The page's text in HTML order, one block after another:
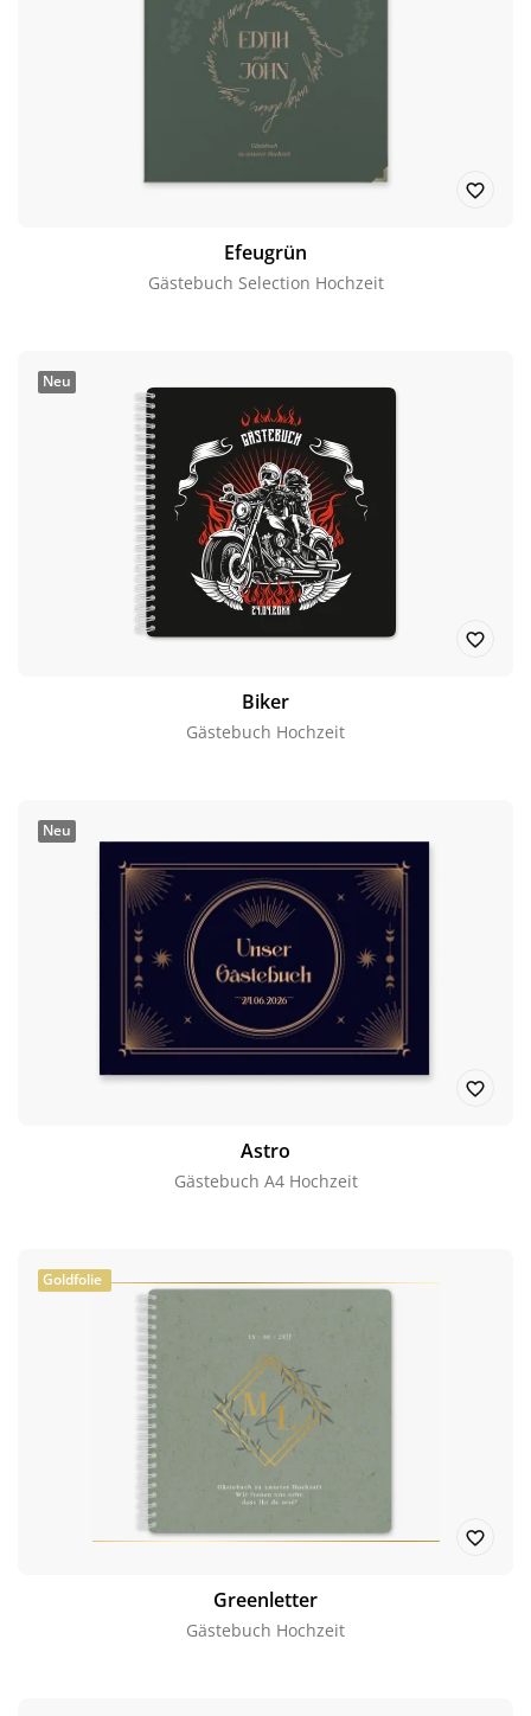
Efeugrün
Gästebuch Selection Hochzeit
Neu
Biker
Gästebuch Hochzeit
Neu
Astro
Gästebuch A4 Hochzeit
Goldfolie
Greenletter
Gästebuch Hochzeit